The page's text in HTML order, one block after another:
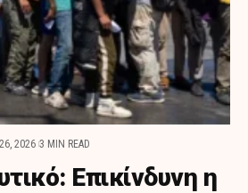
2026 3 MIN READ
Επικίνδυνη η